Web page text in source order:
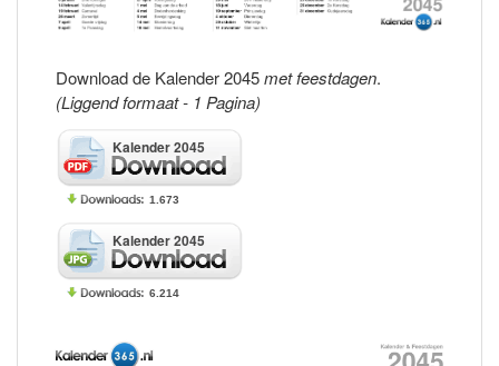
Download de Kalender 2045met feestdagen.
(Liggend formaat - 1 Pagina)
Kalender 2045
1.673
Kalender 2045
6.214